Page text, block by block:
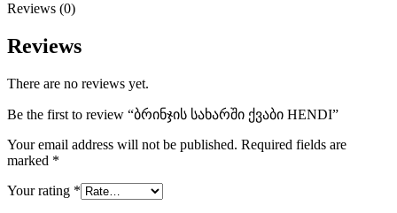
Reviews (0)
Reviews
There are no reviews yet.
Be the first to review “ბრინჯის სახარში ქვაბი HENDI”
Your email address will not be published. Required fields are
marked *
Your rating *